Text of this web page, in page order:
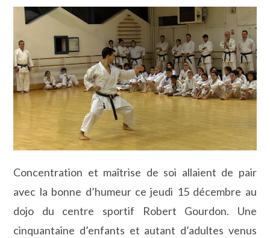
De
Taureaux
publication :
Concentration et maîtrise de soi allaient de pair
avec la bonne d’humeur ce jeudi 15 décembre au
dojo du centre sportif Robert Gourdon. Une
cinquantaine d’enfants et autant d’adultes venus